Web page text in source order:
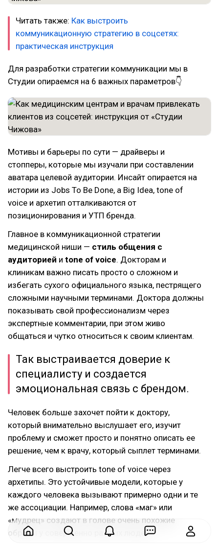
Читать также: Как выстроить
коммуникационную стратегию в соцсетях:
практическая инструкция
Для разработки стратегии коммуникации мы в
Студии опираемся на 6 важных параметров👇
Мотивы и барьеры по сути — драйверы и
стопперы, которые мы изучали при составлении
аватара целевой аудитории. Инсайт опирается на
истории из Jobs To Be Done, а Big Idea, tone of
voice и архетип отталкиваются от
позиционирования и УТП бренда.
Главное в коммуникационной стратегии
медицинской ниши — стиль общения с
аудиторией и tone of voice. Докторам и
клиникам важно писать просто о сложном и
избегать сухого официального языка, пестрящего
сложными научными терминами. Доктора должны
показывать свой профессионализм через
экспертные комментарии, при этом живо
общаться и чутко относиться к своим клиентам.
Так выстраивается доверие к
специалисту и создается
эмоциональная связь с брендом.
Человек больше захочет пойти к доктору,
который внимательно выслушает его, изучит
проблему и сможет просто и понятно описать ее
решение, чем к врачу, который сыплет терминами.
Легче всего выстроить tone of voice через
архетипы. Это устойчивые модели, которые у
каждого человека вызывают примерно одни и те
же ассоциации. Например, слова «маг» или
«мудрец» создают в голове очень похожие
образы у совершенно разных людей.